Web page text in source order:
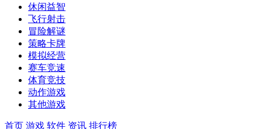
休闲益智
飞行射击
冒险解谜
策略卡牌
模拟经营
赛车竞速
体育竞技
动作游戏
其他游戏
首页 游戏 软件 资讯 排行榜